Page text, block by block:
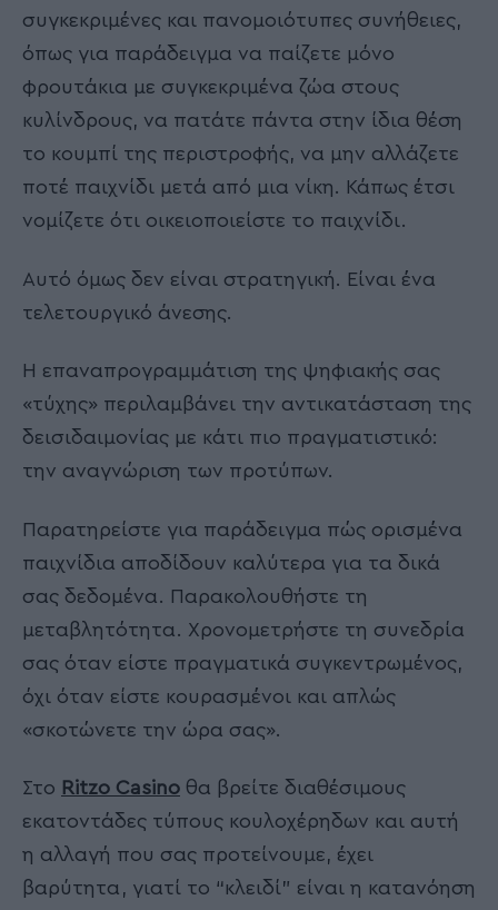
συγκεκριμένες και πανομοιότυπες συνήθειες,
όπως για παράδειγμα να παίζετε μόνο
φρουτάκια με συγκεκριμένα ζώα στους
κυλίνδρους, να πατάτε πάντα στην ίδια θέση
το κουμπί της περιστροφής, να μην αλλάζετε
ποτέ παιχνίδι μετά από μια νίκη. Κάπως έτσι
νομίζετε ότι οικειοποιείστε το παιχνίδι.
Αυτό όμως δεν είναι στρατηγική. Είναι ένα
τελετουργικό άνεσης.
Η επαναπρογραμμάτιση της ψηφιακής σας
«τύχης» περιλαμβάνει την αντικατάσταση της
δεισιδαιμονίας με κάτι πιο πραγματιστικό:
την αναγνώριση των προτύπων.
Παρατηρείστε για παράδειγμα πώς ορισμένα
παιχνίδια αποδίδουν καλύτερα για τα δικά
σας δεδομένα. Παρακολουθήστε τη
μεταβλητότητα. Χρονομετρήστε τη συνεδρία
σας όταν είστε πραγματικά συγκεντρωμένος,
όχι όταν είστε κουρασμένοι και απλώς
«σκοτώνετε την ώρα σας».
Στο Ritzo Casino θα βρείτε διαθέσιμους
εκατοντάδες τύπους κουλοχέρηδων και αυτή
η αλλαγή που σας προτείνουμε, έχει
βαρύτητα, γιατί το “κλειδί” είναι η κατανόηση